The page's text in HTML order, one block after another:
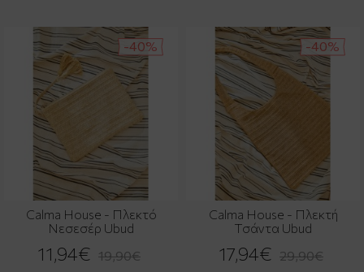
-40%
Calma House - Πλεκτό
Νεσεσέρ Ubud
11,94€ 19,90€
-40%
Calma House - Πλεκτή
Τσάντα Ubud
17,94€ 29,90€